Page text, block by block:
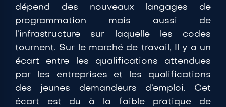
dépend des nouveaux langages de
programmation mais aussi de
l’infrastructure sur laquelle les codes
tournent. Sur le marché de travail, Il y a un
écart entre les qualifications attendues
par les entreprises et les qualifications
des jeunes demandeurs d’emploi. Cet
écart est du à la faible pratique de